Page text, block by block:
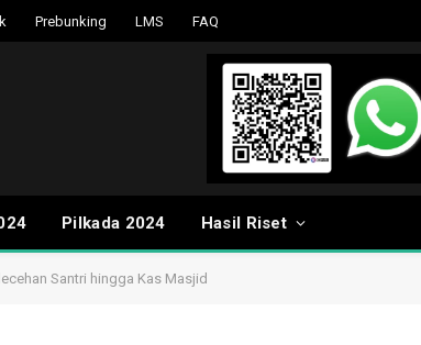
Prebunking LMS FAQ
Pilkada 2024 Hasil Riset
Santri hingga Kas Masjid